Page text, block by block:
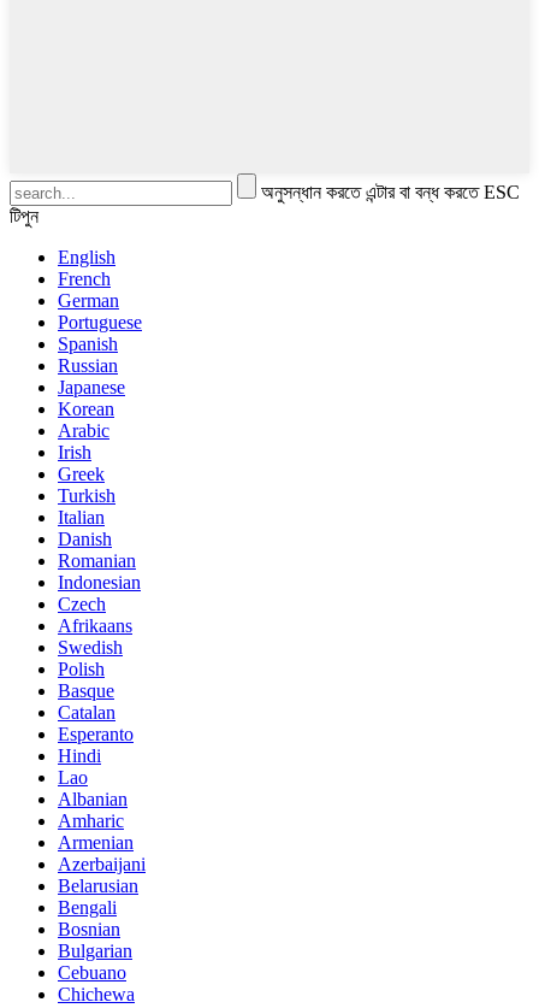
অনুসন্ধান করতে এন্টার বা বন্ধ করতে ESC
টিপুন
English
French
German
Portuguese
Spanish
Russian
Japanese
Korean
Arabic
Irish
Greek
Turkish
Italian
Danish
Romanian
Indonesian
Czech
Afrikaans
Swedish
Polish
Basque
Catalan
Esperanto
Hindi
Lao
Albanian
Amharic
Armenian
Azerbaijani
Belarusian
Bengali
Bosnian
Bulgarian
Cebuano
Chichewa